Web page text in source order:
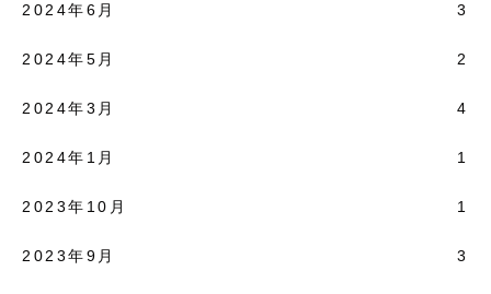
2024年6月 3
2024年5月 2
2024年3月 4
2024年1月 1
2023年10月 1
2023年9月 3